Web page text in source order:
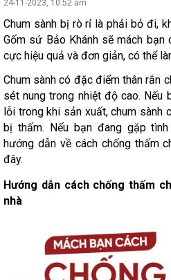
24-11-2023, 10:52 am
Chum sành bị rò rỉ là phải bỏ đi,
Gốm sứ Bảo Khánh sẽ mách bạn
cực hiệu quả và đơn giản, có thể
Chum sành có đặc điểm thân rắn
sét nung trong nhiệt độ cao. Nếu
lỗi trong khi sản xuất, chum sành
bị thấm. Nếu bạn đang gặp
hướng dẫn về cách chống thấm
đây.
Hướng dẫn cách chống thấm
nhà